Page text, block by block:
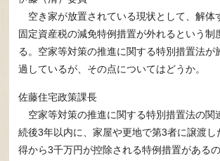
空き家が放置されている現状として、解体
固定資産税の減免特例措置が外れるという制
る。空家等対策の推進に関する特別措置法が
過しているが、その点についてはどうか。
佐藤住宅政策課長
空家等対策の推進に関する特別措置法の関
続後3年以内に、家屋や更地で第3者に譲渡し
得から3千万円が控除される特例措置がある